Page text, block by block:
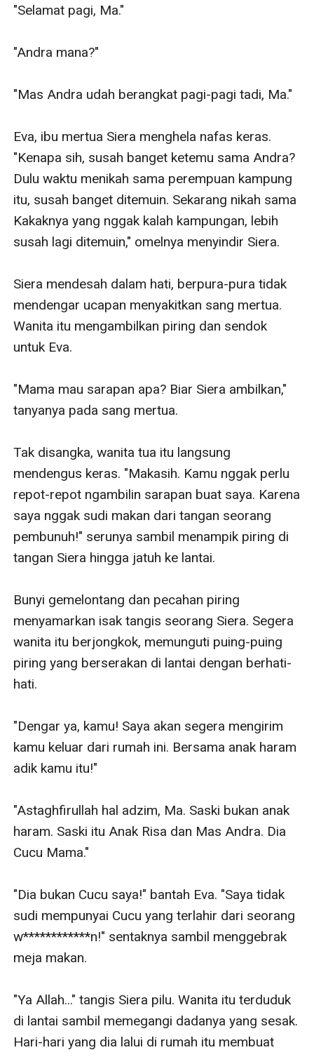
"Selamat pagi, Ma."
"Andra mana?"
"Mas Andra udah berangkat pagi-pagi tadi, Ma."
Eva, ibu mertua Siera menghela nafas keras.
"Kenapa sih, susah banget ketemu sama Andra?
Dulu waktu menikah sama perempuan kampung
itu, susah banget ditemuin. Sekarang nikah sama
Kakaknya yang nggak kalah kampungan, lebih
susah lagi ditemuin," omelnya menyindir Siera.
Siera mendesah dalam hati, berpura-pura tidak
mendengar ucapan menyakitkan sang mertua.
Wanita itu mengambilkan piring dan sendok
untuk Eva.
"Mama mau sarapan apa? Biar Siera ambilkan,"
tanyanya pada sang mertua.
Tak disangka, wanita tua itu langsung
mendengus keras. "Makasih. Kamu nggak perlu
repot-repot ngambilin sarapan buat saya. Karena
saya nggak sudi makan dari tangan seorang
pembunuh!" serunya sambil menampik piring di
tangan Siera hingga jatuh ke lantai.
Bunyi gemelontang dan pecahan piring
menyamarkan isak tangis seorang Siera. Segera
wanita itu berjongkok, memunguti puing-puing
piring yang berserakan di lantai dengan berhati-
hati.
"Dengar ya, kamu! Saya akan segera mengirim
kamu keluar dari rumah ini. Bersama anak haram
adik kamu itu!"
"Astaghfirullah hal adzim, Ma. Saski bukan anak
haram. Saski itu Anak Risa dan Mas Andra. Dia
Cucu Mama."
"Dia bukan Cucu saya!" bantah Eva. "Saya tidak
sudi mempunyai Cucu yang terlahir dari seorang
w************n!" sentaknya sambil menggebrak
meja makan.
"Ya Allah..." tangis Siera pilu. Wanita itu terduduk
di lantai sambil memegangi dadanya yang sesak.
Hari-hari yang dia lalui di rumah itu membuat